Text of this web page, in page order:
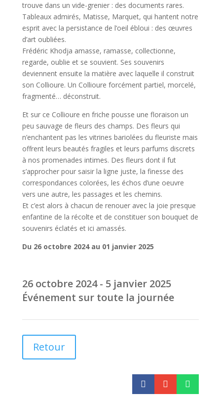
trouve dans un vide-grenier : des documents rares.
Tableaux admirés, Matisse, Marquet, qui hantent notre
esprit avec la persistance de l’oeil ébloui : des œuvres
d’art oubliées.
Frédéric Khodja amasse, ramasse, collectionne,
regarde, oublie et se souvient. Ses souvenirs
deviennent ensuite la matière avec laquelle il construit
son Collioure. Un Collioure forcément partiel, morcelé,
fragmenté… déconstruit.
Et sur ce Collioure en friche pousse une floraison un
peu sauvage de fleurs des champs. Des fleurs qui
n’enchantent pas les vitrines bariolées du fleuriste mais
offrent leurs beautés fragiles et leurs parfums discrets
à nos promenades intimes. Des fleurs dont il fut
s’approcher pour saisir la ligne juste, la finesse des
correspondances colorées, les échos d’une oeuvre
vers une autre, les passages et les chemins.
Et c’est alors à chacun de renouer avec la joie presque
enfantine de la récolte et de constituer son bouquet de
souvenirs éclatés et ici amassés.
Du 26 octobre 2024 au 01 janvier 2025
26 octobre 2024 - 5 janvier 2025
Événement sur toute la journée
Retour
 
